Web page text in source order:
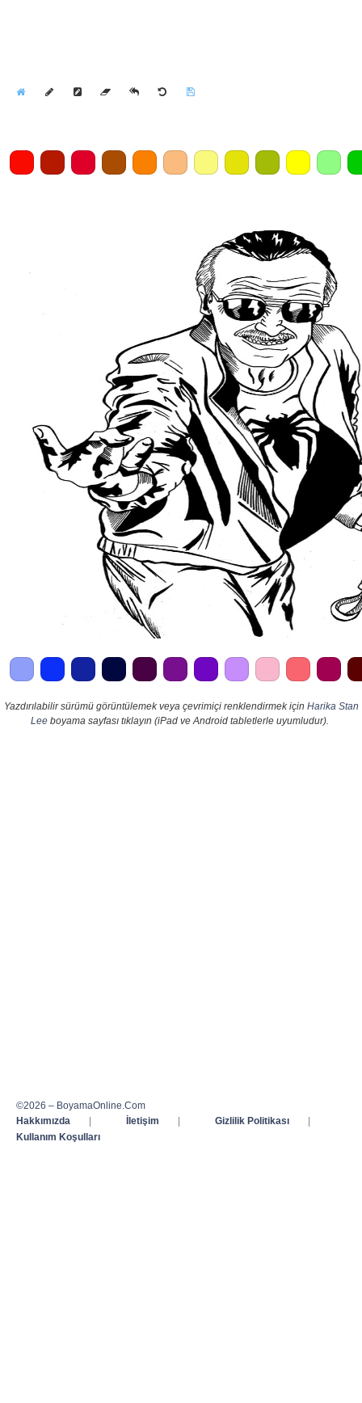
Yazdırılabilir sürümü görüntülemek veya çevrimiçi renklendirmek için Harika Stan
Lee boyama sayfası tıklayın (iPad ve Android tabletlerle uyumludur).
©2026 – BoyamaOnline.Com
Hakkımızda
| İletişim | Gizlilik Politikası
|
Kullanım Koşulları